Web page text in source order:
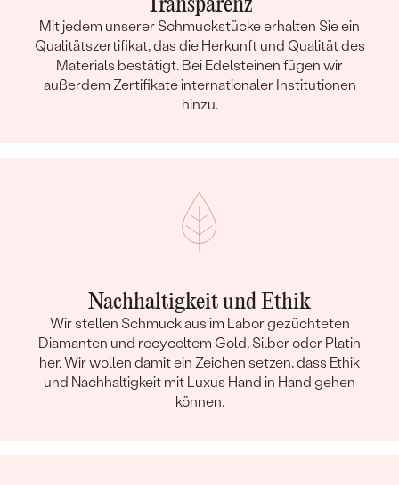
Transparenz
Mit jedem unserer Schmuckstücke erhalten Sie ein
Qualitätszertifikat, das die Herkunft und Qualität des
Materials bestätigt. Bei Edelsteinen fügen wir
außerdem Zertifikate internationaler Institutionen
hinzu.
Nachhaltigkeit und Ethik
Wir stellen Schmuck aus im Labor gezüchteten
Diamanten und recyceltem Gold, Silber oder Platin
her. Wir wollen damit ein Zeichen setzen, dass Ethik
und Nachhaltigkeit mit Luxus Hand in Hand gehen
können.